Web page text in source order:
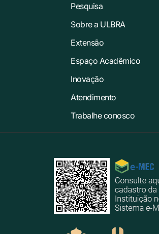
Pesquisa
Sobre a ULBRA
Extensão
Espaço Acadêmico
Inovação
Atendimento
Trabalhe conosco